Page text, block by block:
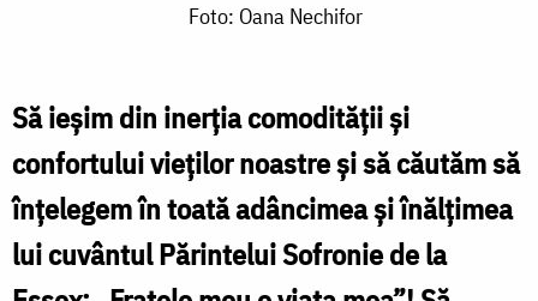
Foto: Oana Nechifor
Să ieșim din inerția comodității și
confortului vieților noastre și să căutăm să
înțelegem în toată adâncimea și înălțimea
lui cuvântul Părintelui Sofronie de la